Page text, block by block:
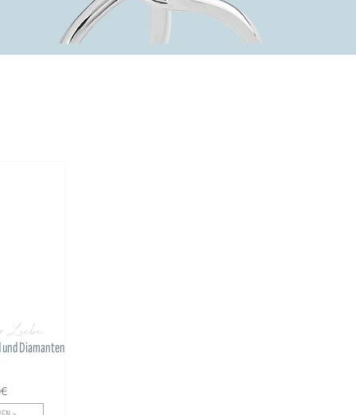
Liebe
Diamanten